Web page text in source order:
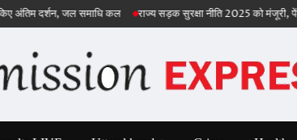
जल समाधि कल राज्य सड़क सुरक्षा नीति 2025 को मंजूरी, पेंशन बढ़ी